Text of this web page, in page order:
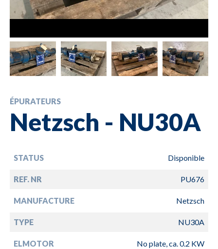
ÉPURATEURS
Netzsch - NU30A
STATUS Disponible
REF. NR PU676
MANUFACTURE Netzsch
TYPE NU30A
ELMOTOR No plate, ca. 0.2 KW